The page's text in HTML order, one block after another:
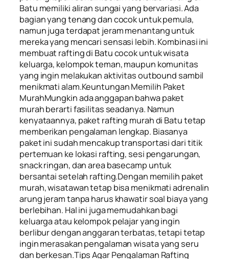
Batu memiliki aliran sungai yang bervariasi. Ada
bagian yang tenang dan cocok untuk pemula,
namun juga terdapat jeram menantang untuk
mereka yang mencari sensasi lebih. Kombinasi ini
membuat rafting di Batu cocok untuk wisata
keluarga, kelompok teman, maupun komunitas
yang ingin melakukan aktivitas outbound sambil
menikmati alam.Keuntungan Memilih Paket
MurahMungkin ada anggapan bahwa paket
murah berarti fasilitas seadanya. Namun
kenyataannya, paket rafting murah di Batu tetap
memberikan pengalaman lengkap. Biasanya
paket ini sudah mencakup transportasi dari titik
pertemuan ke lokasi rafting, sesi pengarungan,
snack ringan, dan area basecamp untuk
bersantai setelah rafting.Dengan memilih paket
murah, wisatawan tetap bisa menikmati adrenalin
arung jeram tanpa harus khawatir soal biaya yang
berlebihan. Hal ini juga memudahkan bagi
keluarga atau kelompok pelajar yang ingin
berlibur dengan anggaran terbatas, tetapi tetap
ingin merasakan pengalaman wisata yang seru
dan berkesan.Tips Agar Pengalaman Rafting